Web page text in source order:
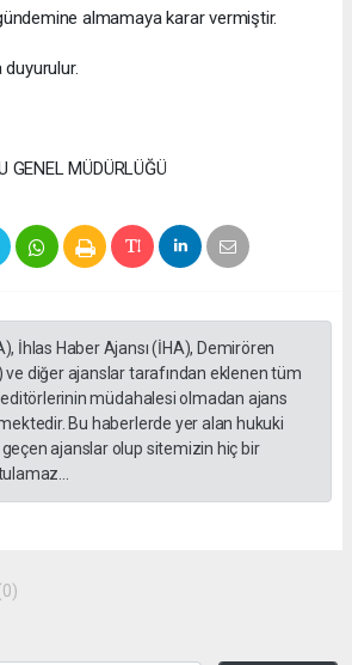
almamaya karar vermiştir.
duyurulur.
GENEL MÜDÜRLÜĞÜ
İhlas Haber Ajansı (İHA), Demirören
ve diğer ajanslar tarafından eklenen tüm
müdahalesi olmadan ajans
Bu haberlerde yer alan hukuki
ajanslar olup sitemizin hiç bir